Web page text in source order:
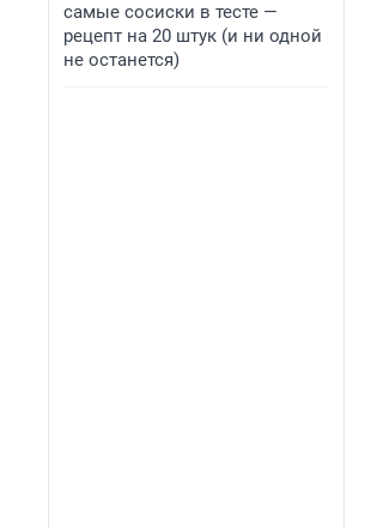
самые сосиски в тесте —
рецепт на 20 штук (и ни одной
не останется)